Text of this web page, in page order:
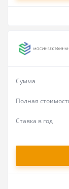
Сумма
Полная
Ставка в год